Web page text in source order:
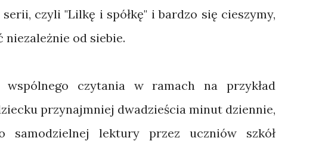
czyli "Lilkę i spółkę" i bardzo się cieszymy,
od siebie.
czytania w ramach na przykład
przynajmniej dwadzieścia minut dziennie,
samodzielnej lektury przez uczniów szkół